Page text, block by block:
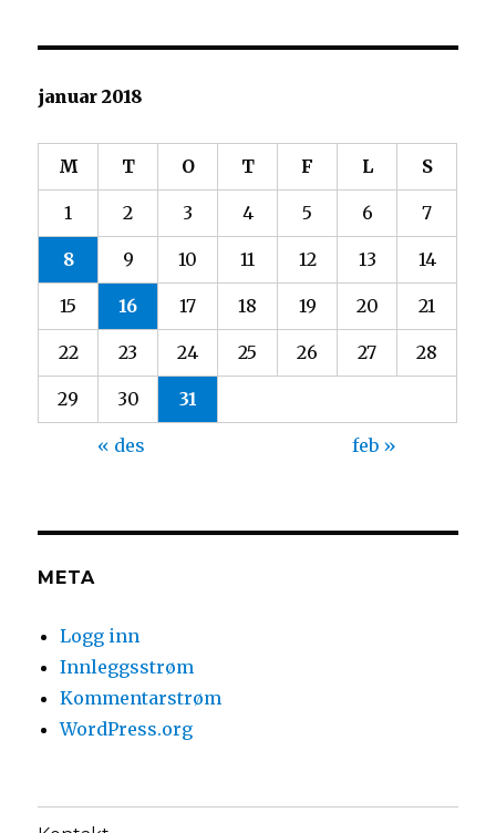
januar 2018
M T O T F L S
1 2 3 4 5 6 7
8 9 10 11 12 13 14
15 16 17 18 19 20 21
22 23 24 25 26 27 28
29 30 31
« des feb »
META
Logg inn
Innleggsstrøm
Kommentarstrøm
WordPress.org